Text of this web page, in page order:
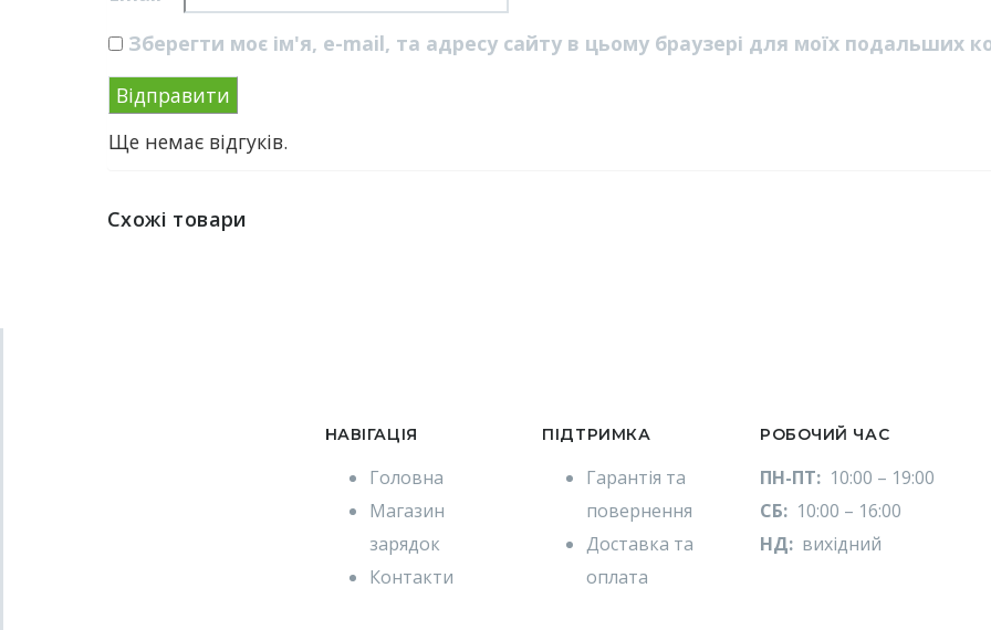
Зберегти моє ім'я, e-mail, та адресу сайту в цьому браузері для моїх подальших
Ще немає відгуків.
Схожі товари
НАВІГАЦІЯ
Головна
Магазин
зарядок
Контакти
ПІДТРИМКА
Гарантія та
повернення
Доставка та
оплата
РОБОЧИЙ ЧАС
ПН-ПТ: 10:00 – 19:00
СБ: 10:00 – 16:00
НД: вихідний